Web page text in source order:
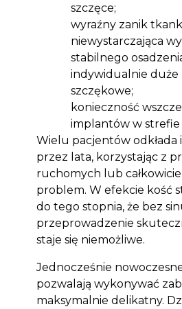
szczęce;
wyraźny zanik
niewystarczająca
stabilnego
indywidualnie duże
szczękowe;
konieczność
implantów w strefie
Wielu pacjentów odkłada
przez lata, korzystając z
ruchomych lub
problem. W efekcie kość
do tego stopnia, że bez
przeprowadzenie
staje się niemożliwe.
Jednocześnie
pozwalają wykonywać
maksymalnie delikatny.